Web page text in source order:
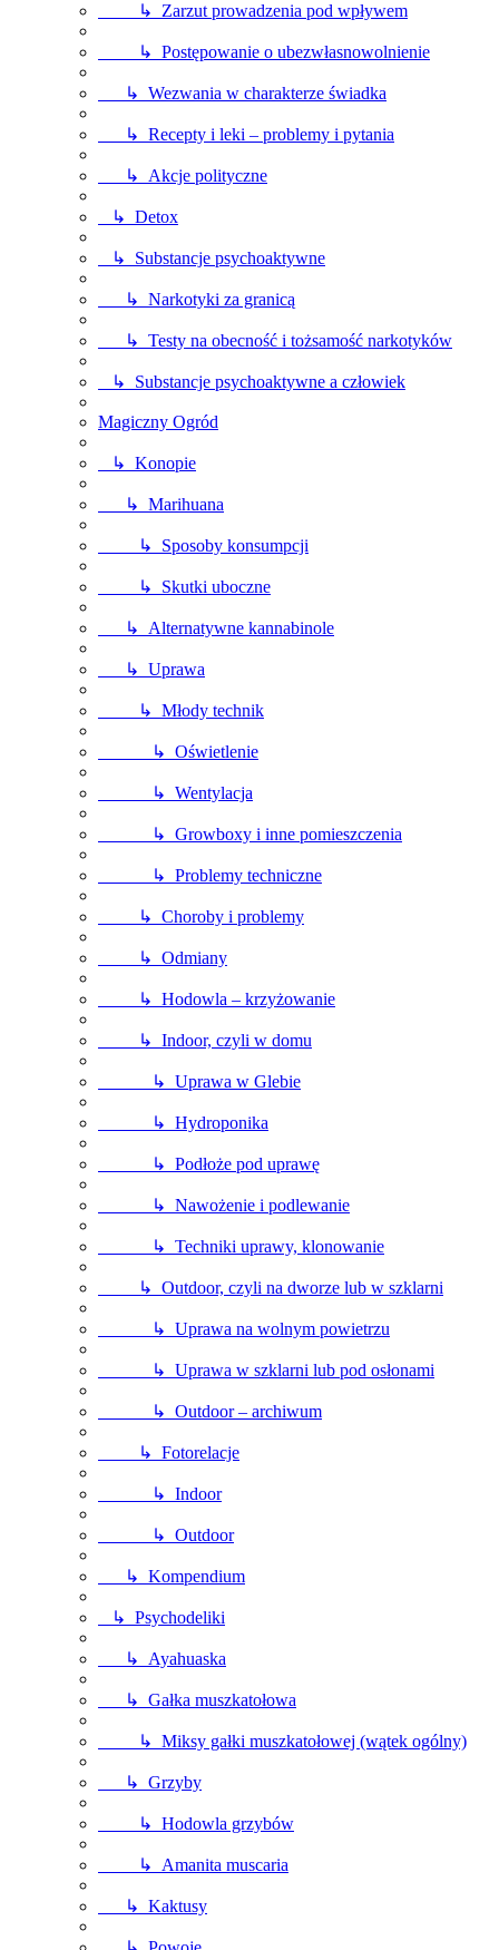
↳ Zarzut prowadzenia pod wpływem
↳ Postępowanie o ubezwłasnowolnienie
↳ Wezwania w charakterze świadka
↳ Recepty i leki – problemy i pytania
↳ Akcje polityczne
↳ Detox
↳ Substancje psychoaktywne
↳ Narkotyki za granicą
↳ Testy na obecność i tożsamość narkotyków
↳ Substancje psychoaktywne a człowiek
Magiczny Ogród
↳ Konopie
↳ Marihuana
↳ Sposoby konsumpcji
↳ Skutki uboczne
↳ Alternatywne kannabinole
↳ Uprawa
↳ Młody technik
↳ Oświetlenie
↳ Wentylacja
↳ Growboxy i inne pomieszczenia
↳ Problemy techniczne
↳ Choroby i problemy
↳ Odmiany
↳ Hodowla – krzyżowanie
↳ Indoor, czyli w domu
↳ Uprawa w Glebie
↳ Hydroponika
↳ Podłoże pod uprawę
↳ Nawożenie i podlewanie
↳ Techniki uprawy, klonowanie
↳ Outdoor, czyli na dworze lub w szklarni
↳ Uprawa na wolnym powietrzu
↳ Uprawa w szklarni lub pod osłonami
↳ Outdoor – archiwum
↳ Fotorelacje
↳ Indoor
↳ Outdoor
↳ Kompendium
↳ Psychodeliki
↳ Ayahuaska
↳ Gałka muszkatołowa
↳ Miksy gałki muszkatołowej (wątek ogólny)
↳ Grzyby
↳ Hodowla grzybów
↳ Amanita muscaria
↳ Kaktusy